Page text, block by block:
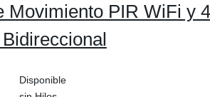
Movimiento PIR WiFi y
Disponible